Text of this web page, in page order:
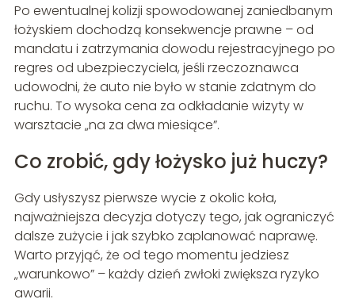
Po ewentualnej kolizji spowodowanej zaniedbanym
łożyskiem dochodzą konsekwencje prawne – od
mandatu i zatrzymania dowodu rejestracyjnego po
regres od ubezpieczyciela, jeśli rzeczoznawca
udowodni, że auto nie było w stanie zdatnym do
ruchu. To wysoka cena za odkładanie wizyty w
warsztacie „na za dwa miesiące”.
Co zrobić, gdy łożysko już huczy?
Gdy usłyszysz pierwsze wycie z okolic koła,
najważniejsza decyzja dotyczy tego, jak ograniczyć
dalsze zużycie i jak szybko zaplanować naprawę.
Warto przyjąć, że od tego momentu jedziesz
„warunkowo” – każdy dzień zwłoki zwiększa ryzyko
awarii.